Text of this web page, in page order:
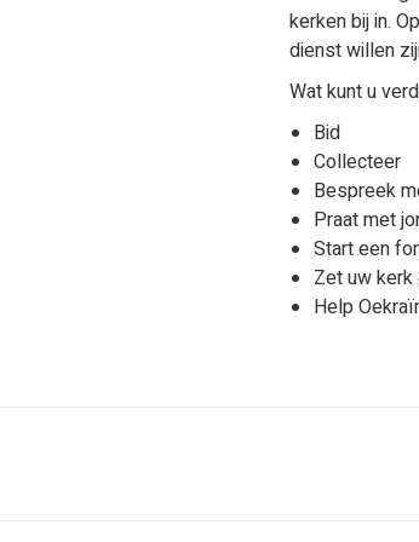
kerken bij in.
dienst willen
Wat kunt u
Bid
Collecteer
Bespreek
Praat met
Start een
Zet uw kerk
Help